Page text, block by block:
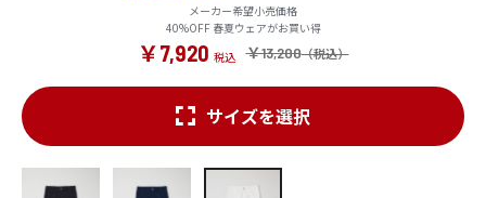
メーカー希望小売価格
40%OFF 春夏ウェアがお買い得
￥13,200
￥7,920
サイズを選択